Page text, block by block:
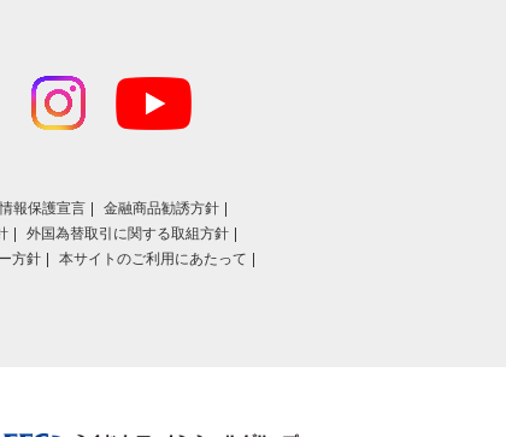
報保護宣言
金融商品勧誘方針
外国為替取引に関する取組方針
方針
本サイトのご利用にあたって